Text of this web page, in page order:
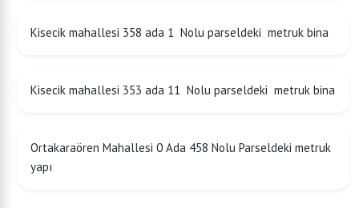
Kisecik mahallesi 358 ada 1 Nolu parseldeki metruk bina
Kisecik mahallesi 353 ada 11 Nolu parseldeki metruk bina
Ortakaraören Mahallesi 0 Ada 458 Nolu Parseldeki metruk
yapı